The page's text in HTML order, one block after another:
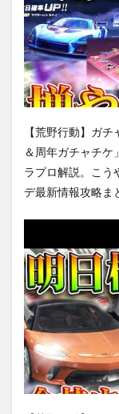
【荒野行動】ガ
＆周年ガチャチケ
ラプロ解説。こう
デ最新情報攻略ま